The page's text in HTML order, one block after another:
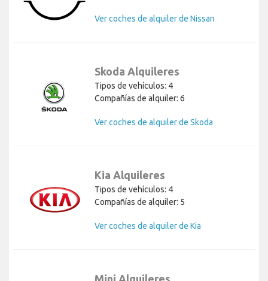
Ver coches de alquiler de Nissan
Skoda Alquileres
Tipos de vehículos: 4
Compañías de alquiler: 6
Ver coches de alquiler de Skoda
Kia Alquileres
Tipos de vehículos: 4
Compañías de alquiler: 5
Ver coches de alquiler de Kia
Mini Alquileres